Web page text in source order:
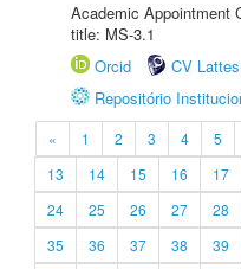
Academic Appointment
title: MS-3.1
Orcid
CV Lattes
Repositório
« 1 2 3 4 5
13
14 15 16 17
24
25 26 27 28
35
36 37 38 39